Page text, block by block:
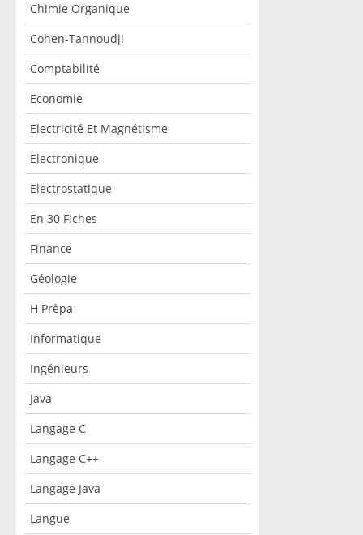
Chimie Organique
Cohen-Tannoudji
Comptabilité
Economie
Electricité Et Magnétisme
Electronique
Electrostatique
En 30 Fiches
Finance
Géologie
H Prèpa
Informatique
Ingénieurs
Java
Langage C
Langage C++
Langage Java
Langue